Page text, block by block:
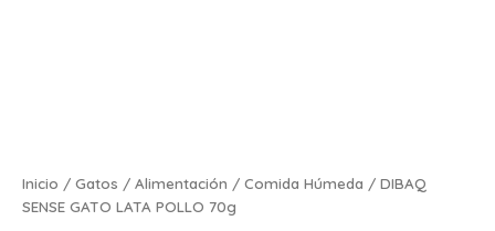
Inicio / Gatos / Alimentación / Comida Húmeda / DIBAQ
SENSE GATO LATA POLLO 70g